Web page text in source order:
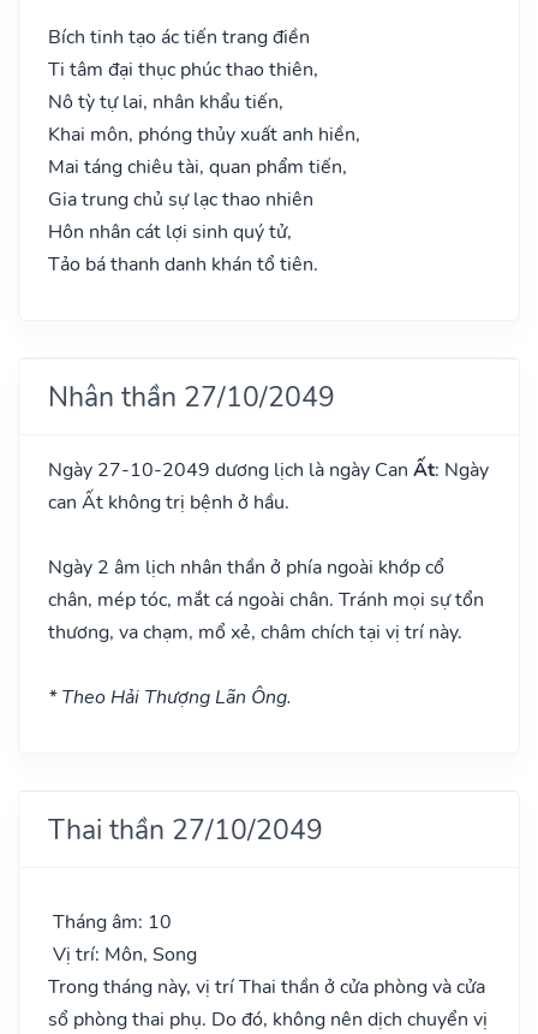
Bích tinh tạo ác tiến trang điền
Ti tâm đại thục phúc thao thiên,
Nô tỳ tự lai, nhân khẩu tiến,
Khai môn, phóng thủy xuất anh hiền,
Mai táng chiêu tài, quan phẩm tiến,
Gia trung chủ sự lạc thao nhiên
Hôn nhân cát lợi sinh quý tử,
Tảo bá thanh danh khán tổ tiên.
Nhân thần 27/10/2049
Ngày 27-10-2049 dương lịch là ngày Can Ất: Ngày
can Ất không trị bệnh ở hầu.
Ngày 2 âm lịch nhân thần ở phía ngoài khớp cổ
chân, mép tóc, mắt cá ngoài chân. Tránh mọi sự tổn
thương, va chạm, mổ xẻ, châm chích tại vị trí này.
* Theo Hải Thượng Lãn Ông.
Thai thần 27/10/2049
Tháng âm: 10
Vị trí: Môn, Song
Trong tháng này, vị trí Thai thần ở cửa phòng và cửa
sổ phòng thai phụ. Do đó, không nên dịch chuyển vị